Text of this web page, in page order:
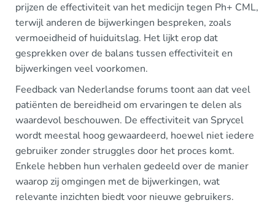
prijzen de effectiviteit van het medicijn tegen Ph+ CML,
terwijl anderen de bijwerkingen bespreken, zoals
vermoeidheid of huiduitslag. Het lijkt erop dat
gesprekken over de balans tussen effectiviteit en
bijwerkingen veel voorkomen.
Feedback van Nederlandse forums toont aan dat veel
patiënten de bereidheid om ervaringen te delen als
waardevol beschouwen. De effectiviteit van Sprycel
wordt meestal hoog gewaardeerd, hoewel niet iedere
gebruiker zonder struggles door het proces komt.
Enkele hebben hun verhalen gedeeld over de manier
waarop zij omgingen met de bijwerkingen, wat
relevante inzichten biedt voor nieuwe gebruikers.